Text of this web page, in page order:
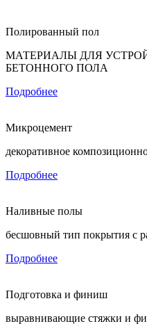
Полированный пол
МАТЕРИАЛЫ ДЛЯ
БЕТОННОГО ПОЛА
Подробнее
Микроцемент
декоративное
Подробнее
Наливные полы
бесшовный тип покрытия с
Подробнее
Подготовка и финиш
выравнивающие стяжки и